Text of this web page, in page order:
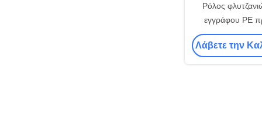
Ρόλος
εγγράφου PE
φλυτζανιών
Λάβετε την